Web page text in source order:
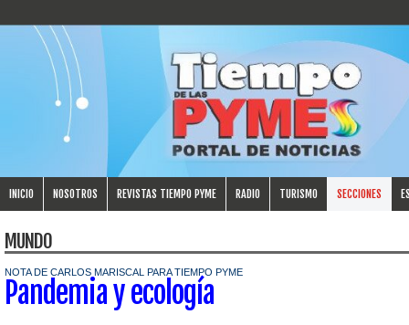
INICIO NOSOTROS REVISTAS TIEMPO PYME RADIO TURISMO SECCIONES
MUNDO
NOTA DE CARLOS MARISCAL PARA TIEMPO PYME
Pandemia y ecología